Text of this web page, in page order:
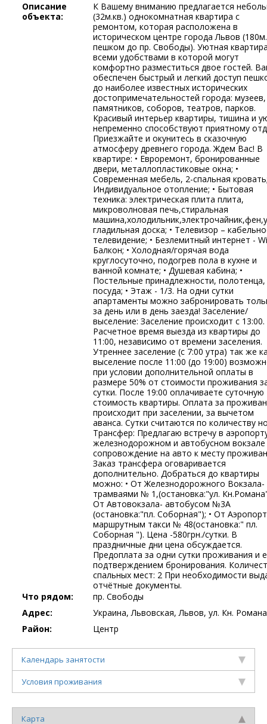
Описание
объекта:
К Вашему вниманию предлагается
(32м.кв.) однокомнатная квартира с
ремонтом, которая расположена в
историческом центре города Львов (180м.
пешком до пр. Свободы). Уютная
всеми удобствами в которой могут
комфортно разместиться двое гостей.
обеспечен быстрый и легкий доступ
до наиболее известных исторических
достопримечательностей города: музеев,
памятников, соборов, театров, парков.
Красивый интерьер квартиры, тишина и
непременно способствуют приятному
Приезжайте и окунитесь в сказочную
атмосферу древнего города. Ждем Вас! В
квартире: • Евроремонт, бронированные
двери, металлопластиковые окна; •
Современная мебель, 2-спальная
Индивидуальное отопление; • Бытовая
техника: электрическая плита плита,
микроволновая печь,стиральная
гладильная доска; • Телевизор –
телевидение; • Безлемитный интернет -
Балкон; • Холодная/горячая вода
круглосуточно, подогрев пола в кухне и
ванной комнате; • Душевая кабина; •
Постельные принадлежности, полотенца,
посуда; • Этаж - 1/3. На одни сутки
апартаменты можно забронировать
за день или в день заезда! Заселение/
выселение: Заселение происходит с 13:00.
Расчетное время выезда из квартиры до
11:00, независимо от времени заселения.
Утреннее заселение (с 7:00 утра) так же
выселение после 11:00 (до 19:00)
при условии дополнительной оплаты в
размере 50% от стоимости проживания
сутки. После 19:00 оплачиваете суточную
стоимость квартиры. Оплата за
происходит при заселении, за вычетом
аванса. Сутки считаются по количеству
Трансфер: Предлагаю встречу в
железнодорожном и автобусном вокзале
сопровождение на авто к месту
Заказ трансфера оговаривается
дополнительно. Добраться до квартиры
можно: • От Железнодорожного Вокзала-
трамваями № 1,(остановка:"ул.
От Автовокзала- автобусом №3А
(остановка:"пл. Соборная"); • От
маршрутным такси № 48(остановка:" пл.
Соборная "). Цена -580грн./сутки. В
праздничные дни цена обсуждается.
Предоплата за одни сутки проживания и
подтверждением бронирования.
спальных мест: 2 При необходимости
отчётные документы.
Что рядом:
пр. Свободы
Адрес:
Украина, Львовская, Львов, ул. Кн.
Район:
Центр
Календарь занятости
Условия проживания
Карта